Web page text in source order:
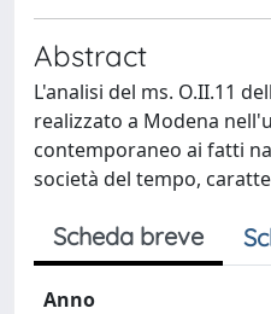
Abstract
L'analisi del ms. O.II.11
realizzato a Modena
contemporaneo ai fatti
società del tempo,
Scheda breve
Anno